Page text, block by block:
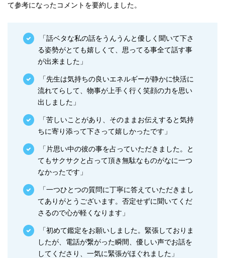
て参考になったコメントを要約しました。
「話ベタな私の話をうんうんと優しく聞いて下さ
る姿勢がとても嬉しくて、思ってる事全て話す事
が出来ました」
「先生は気持ちの良いエネルギーが静かに快活に
流れてらして、物事が上手く行く笑顔の力を思い
出しました」
「苦しいことがあり、そのままお伝えすると気持
ちに寄り添って下さって嬉しかったです」
「片思い中の彼の事を占っていただきました。と
てもサクサクと占って頂き無駄なものがなに一つ
なかったです」
「一つひとつの質問に丁寧に答えていただきまし
てありがとうございます。否定せずに聞いてくだ
さるので心が軽くなります」
「初めて鑑定をお願いしました。緊張しておりま
したが、電話が繋がった瞬間、優しい声でお話を
してくださり、一気に緊張がほぐれました」